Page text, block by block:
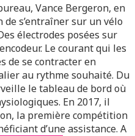
Vance Bergeron, en
s’entraîner sur un vélo
électrodes posées sur
Le courant qui les
de se contracter en
au rythme souhaité. Du
le tableau de bord où
En 2017, il
la première compétition
d’une assistance. A